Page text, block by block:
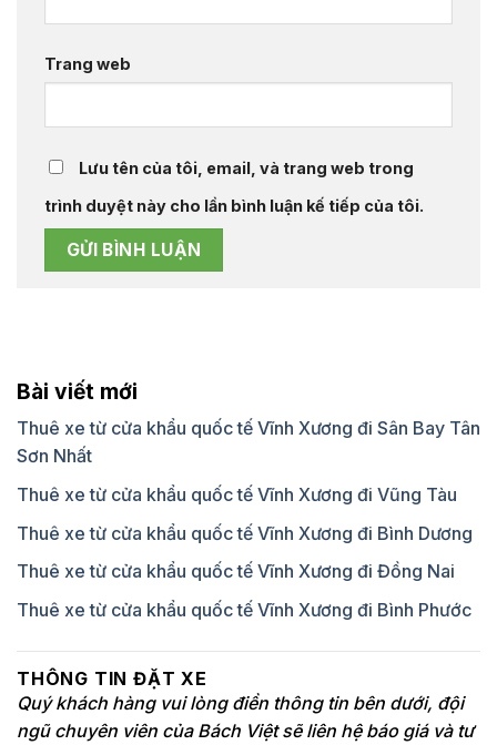
Trang web
Lưu tên của tôi, email, và trang web trong
trình duyệt này cho lần bình luận kế tiếp của tôi.
Bài viết mới
Thuê xe từ cửa khẩu quốc tế Vĩnh Xương đi Sân Bay Tân
Sơn Nhất
Thuê xe từ cửa khẩu quốc tế Vĩnh Xương đi Vũng Tàu
Thuê xe từ cửa khẩu quốc tế Vĩnh Xương đi Bình Dương
Thuê xe từ cửa khẩu quốc tế Vĩnh Xương đi Đồng Nai
Thuê xe từ cửa khẩu quốc tế Vĩnh Xương đi Bình Phước
THÔNG TIN ĐẶT XE
Quý khách hàng vui lòng điền thông tin bên dưới, đội
ngũ chuyên viên của Bách Việt sẽ liên hệ báo giá và tư